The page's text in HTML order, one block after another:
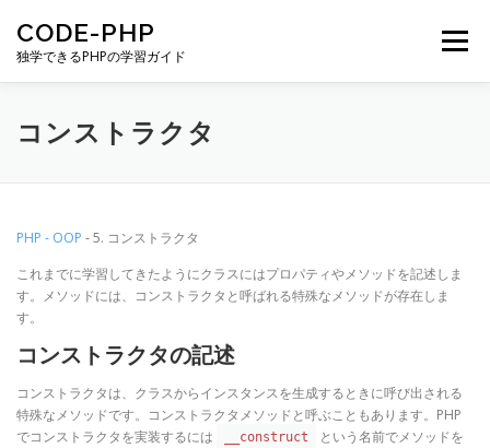
CODE-PHP
独学できるPHPの学習ガイド
メニュー
GET STARTED PHP-BASIC
コンストラクタ
PHP - OOP - 5. コンストラクタ
これまでに学習してきたようにクラスにはプロパティやメソッドを記述しま
す。メソッドには、コンストラクタと呼ばれる特殊なメソッドが存在しま
す。
コンストラクタの記述
コンストラクタは、クラスからインスタンスを生成するときに呼び出される
特殊なメソッドです。コンストラクタメソッドと呼ぶこともあります。PHP
でコンストラクタを実装するには
__construct
という名前でメソッドを